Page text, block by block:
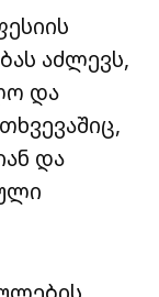
აძლევს,
და
და